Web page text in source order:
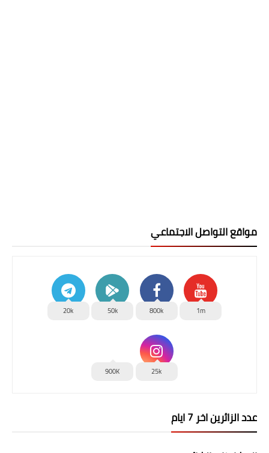
مواقع التواصل الاجتماعي
1m
800k
50k
20k
25k
900K
عدد الزائرين اخر 7 ايام